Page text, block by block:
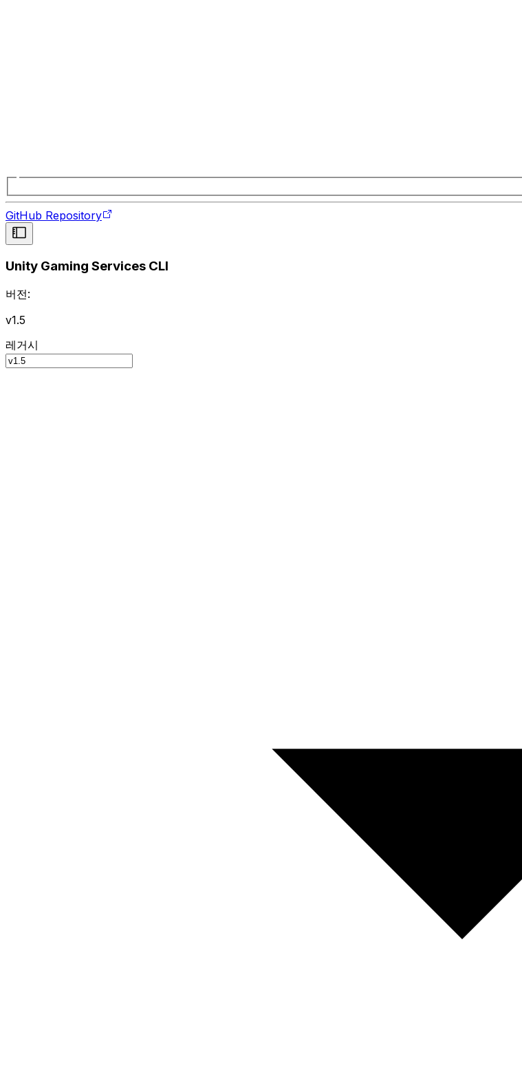
GitHub Repository
Unity Gaming Services CLI
버전:
v1.5
레거시